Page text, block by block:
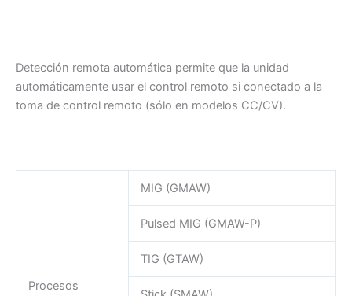
Detección remota automática permite que la unidad
automáticamente usar el control remoto si conectado a la
toma de control remoto (sólo en modelos CC/CV).
Procesos
MIG (GMAW)
Pulsed MIG (GMAW-P)
TIG (GTAW)